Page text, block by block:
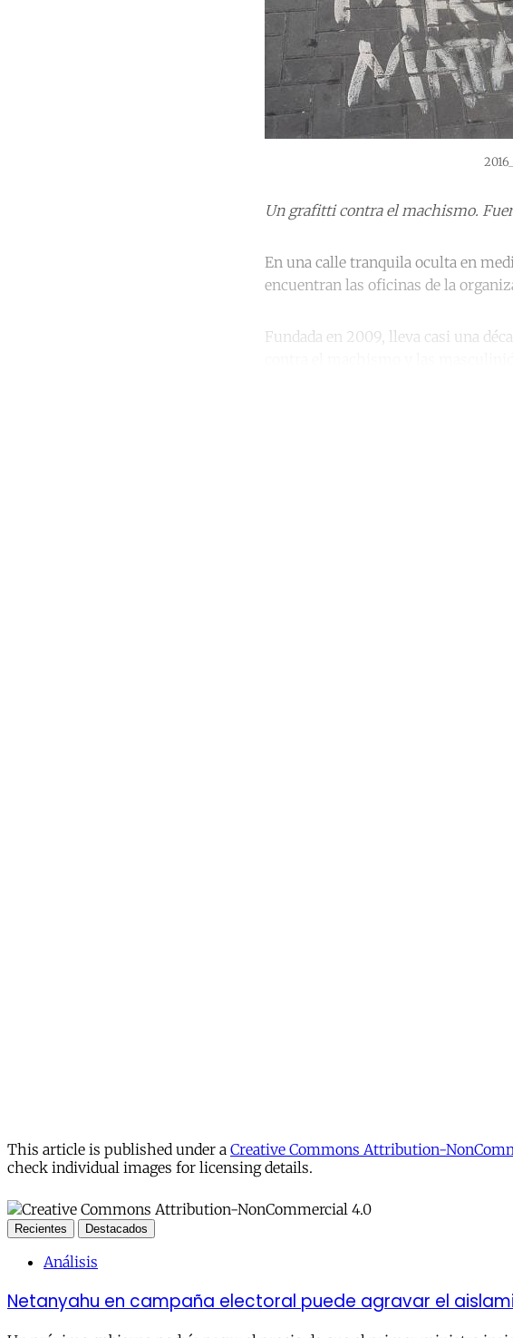
Un grafitti contra el machismo.
En una calle tranquila oculta en
encuentran las oficinas de la
Fundada en 2009, lleva casi una
This article is published under a Creative Commons Attribution-
check individual images for licensing details.
Recientes Destacados
Análisis
Netanyahu en campaña electoral puede agravar el